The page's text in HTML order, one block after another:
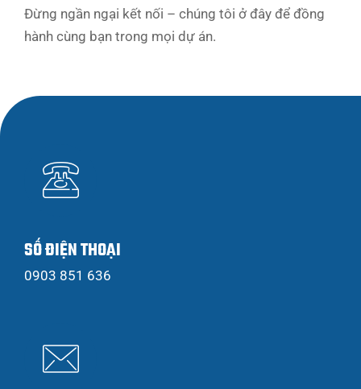
Đừng ngần ngại kết nối – chúng tôi ở đây để đồng
hành cùng bạn trong mọi dự án.
SỐ ĐIỆN THOẠI
0903 851 636